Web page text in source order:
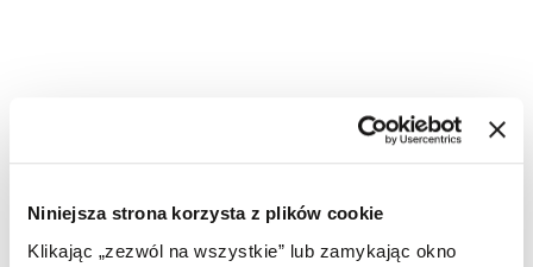
Niniejsza strona korzysta z plików cookie
Klikając „zezwól na wszystkie” lub zamykając okno
nowego domu.